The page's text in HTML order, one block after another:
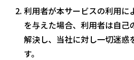
利用者が本サービスの利用に
を与えた場合、利用者は自己
解決し、当社に対し一切迷惑
す。